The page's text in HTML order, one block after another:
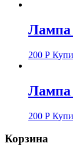
Лампа
200 Р
Лампа
200 Р
Корзина